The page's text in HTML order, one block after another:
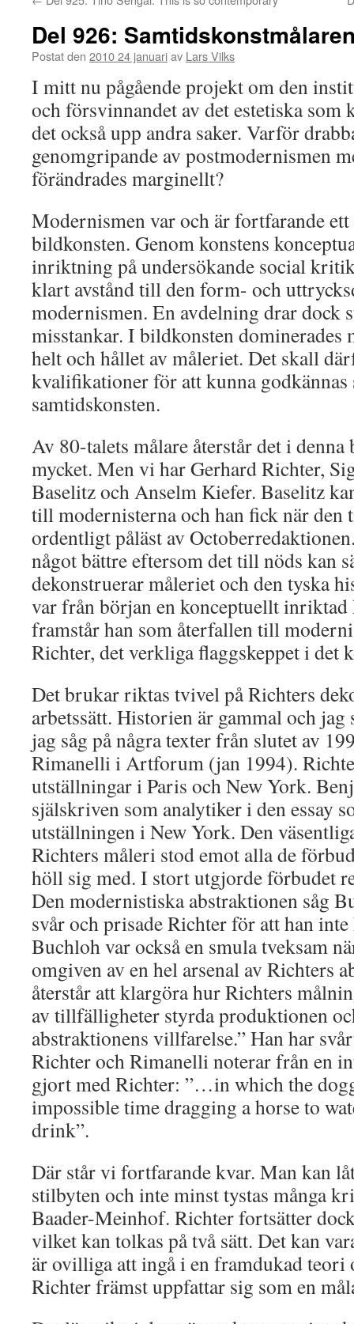
Del 926:
Postat den 2010 24 januariav Lars Vilks
I mitt nu pågående projekt om den
och försvinnandet av det estetiska som
det också upp andra saker. Varför
genomgripande av postmodernismen
förändrades marginellt?
Modernismen var och är fortfarande ett
bildkonsten. Genom konstens
inriktning på undersökande social
klart avstånd till den form- och
modernismen. En avdelning drar dock
misstankar. I bildkonsten dominerades
helt och hållet av måleriet. Det skall
kvalifikationer för att kunna godkännas
samtidskonsten.
Av 80-talets målare återstår det i denna
mycket. Men vi har Gerhard Richter,
Baselitz och Anselm Kiefer. Baselitz
till modernisterna och han fick när den
ordentligt påläst av
något bättre eftersom det till nöds kan
dekonstruerar måleriet och den tyska
var från början en konceptuellt inriktad
framstår han som återfallen till
Richter, det verkliga flaggskeppet i det
Det brukar riktas tvivel på Richters
arbetssätt. Historien är gammal och jag
jag såg på några texter från slutet av
Rimanelli i Artforum (jan 1994).
utställningar i Paris och New York.
själskriven som analytiker i den essay
utställningen i New York. Den
Richters måleri stod emot alla de
höll sig med. I stort utgjorde förbudet
Den modernistiska abstraktionen såg
svår och prisade Richter för att han
Buchloh var också en smula tveksam
omgiven av en hel arsenal av Richters
återstår att klargöra hur Richters
av tillfälligheter styrda produktionen
abstraktionens villfarelse.” Han har
Richter och Rimanelli noterar från en
gjort med Richter: ”…in which the
impossible time dragging a horse to
drink”.
Där står vi fortfarande kvar. Man kan
stilbyten och inte minst tystas många
Baader-Meinhof. Richter fortsätter
vilket kan tolkas på två sätt. Det kan
är ovilliga att ingå i en framdukad teori
Richter främst uppfattar sig som en